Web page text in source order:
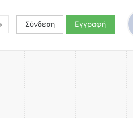
Σύνδεση Εγγραφή